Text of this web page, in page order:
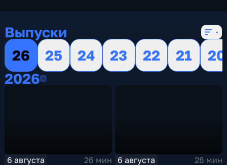
Выпуски
26
25 24 23 22 21
20
20262026
6 августа
26 мин
6 августа
26 мин